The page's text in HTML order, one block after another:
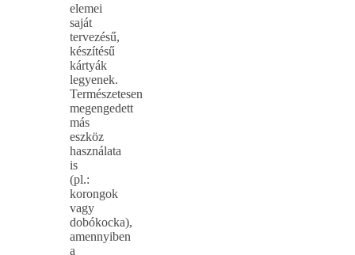
elemei
saját
tervezésű,
készítésű
kártyák
legyenek.
Természetesen
megengedett
más
eszköz
használata
is
(pl.:
korongok
vagy
dobókocka),
amennyiben
a